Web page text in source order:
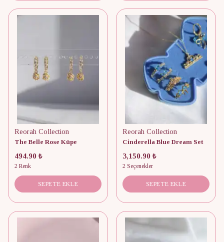
Reorah Collection
The Belle Rose Küpe
494.90 ₺
2 Renk
SEPETE EKLE
Reorah Collection
Cinderella Blue Dream Set
3,150.90 ₺
2 Seçenekler
SEPETE EKLE